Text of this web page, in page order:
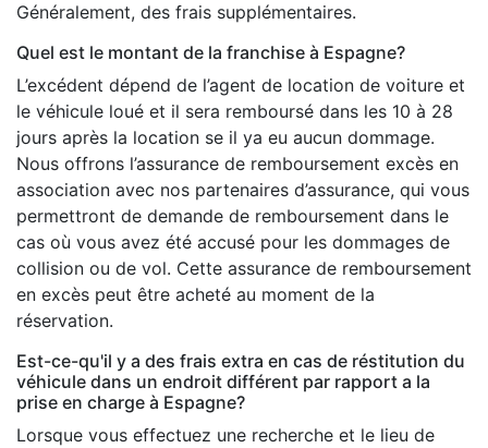
Généralement, des frais supplémentaires.
Quel est le montant de la franchise à Espagne?
L’excédent dépend de l’agent de location de voiture et
le véhicule loué et il sera remboursé dans les 10 à 28
jours après la location se il ya eu aucun dommage.
Nous offrons l’assurance de remboursement excès en
association avec nos partenaires d’assurance, qui vous
permettront de demande de remboursement dans le
cas où vous avez été accusé pour les dommages de
collision ou de vol. Cette assurance de remboursement
en excès peut être acheté au moment de la
réservation.
Est-ce-qu'il y a des frais extra en cas de réstitution du
véhicule dans un endroit différent par rapport a la
prise en charge à Espagne?
Lorsque vous effectuez une recherche et le lieu de